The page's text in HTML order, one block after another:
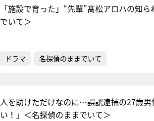
「施設で育った」“先輩”髙松アロハの知
でいて＞
ドラマ 名探偵のままでいて
人を助けただけなのに…誤認逮捕の27歳
い！」＜名探偵のままでいて＞